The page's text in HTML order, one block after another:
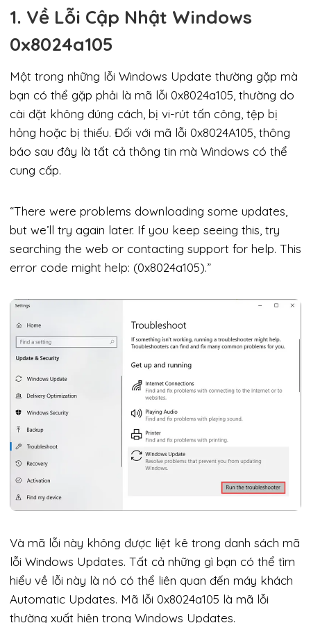
1. Về Lỗi Cập Nhật Windows
0x8024a105
Một trong những lỗi Windows Update thường gặp mà
bạn có thể gặp phải là mã lỗi 0x8024a105, thường do
cài đặt không đúng cách, bị vi-rút tấn công, tệp bị
hỏng hoặc bị thiếu. Đối với mã lỗi 0x8024A105, thông
báo sau đây là tất cả thông tin mà Windows có thể
cung cấp.
“There were problems downloading some updates,
but we’ll try again later. If you keep seeing this, try
searching the web or contacting support for help. This
error code might help: (0x8024a105).”
Và mã lỗi này không được liệt kê trong danh sách mã
lỗi Windows Updates. Tất cả những gì bạn có thể tìm
hiểu về lỗi này là nó có thể liên quan đến máy khách
Automatic Updates. Mã lỗi 0x8024a105 là mã lỗi
thường xuất hiện trong Windows Updates.